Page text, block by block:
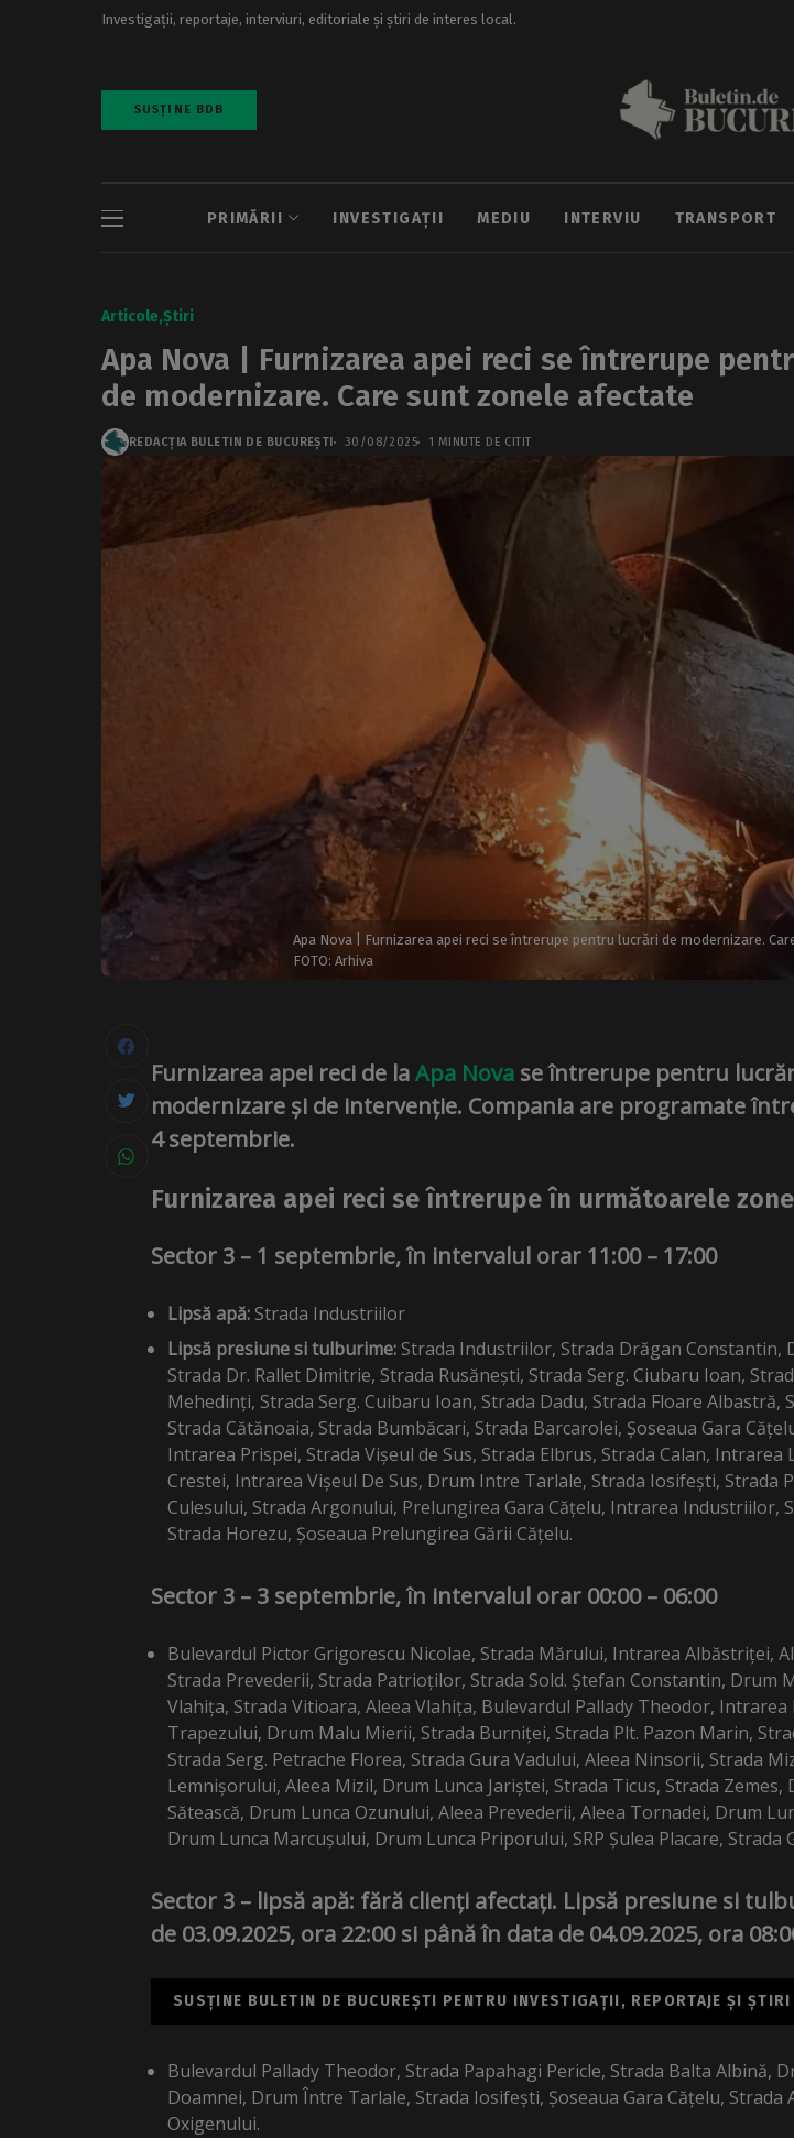
Investigații, reportaje, interviuri, editoriale și știri de interes local.
SUSȚINE BDB
PRIMĂRII INVESTIGAȚII MEDIU INTERVIU TRANSPORT
Articole Știri
Apa Nova | Furnizarea apei reci se întrerupe
de modernizare. Care sunt zonele afectate
REDACȚIA BULETIN DE BUCUREȘTI 30/08/2025 1 MINUTE DE CITIT
Apa Nova | Furnizarea apei reci se întrerupe pentru lucrări de modernizare.
FOTO: Arhiva
Furnizarea apei reci de laApa Nova se întrerupe pentru
modernizare și de intervenție. Compania are programate
4 septembrie.
Furnizarea apei reci se întrerupe în următoarele
Sector 3 – 1 septembrie, în intervalul orar 11:00 – 17:00
Lipsă apă: Strada Industriilor
Lipsă presiune si tulburime: Strada Industriilor, Strada Drăgan Constantin,
Strada Dr. Rallet Dimitrie, Strada Rusănești, Strada Serg. Ciubaru Ioan,
Mehedinți, Strada Serg. Cuibaru Ioan, Strada Dadu, Strada Floare Albastră,
Strada Cătănoaia, Strada Bumbăcari, Strada Barcarolei, Șoseaua Gara
Intrarea Prispei, Strada Vișeul de Sus, Strada Elbrus, Strada Calan, Intrarea
Crestei, Intrarea Vișeul De Sus, Drum Intre Tarlale, Strada Iosifești, Strada
Culesului, Strada Argonului, Prelungirea Gara Cățelu, Intrarea Industriilor,
Strada Horezu, Șoseaua Prelungirea Gării Cățelu.
Sector 3 – 3 septembrie, în intervalul orar 00:00 – 06:00
Bulevardul Pictor Grigorescu Nicolae, Strada Mărului, Intrarea Albăstriței,
Strada Prevederii, Strada Patrioților, Strada Sold. Ștefan Constantin, Drum
Vlahița, Strada Vitioara, Aleea Vlahița, Bulevardul Pallady Theodor, Intrarea
Trapezului, Drum Malu Mierii, Strada Burniței, Strada Plt. Pazon Marin,
Strada Serg. Petrache Florea, Strada Gura Vadului, Aleea Ninsorii, Strada
Lemnișorului, Aleea Mizil, Drum Lunca Jariștei, Strada Ticus, Strada Zemes,
Sătească, Drum Lunca Ozunului, Aleea Prevederii, Aleea Tornadei, Drum
Drum Lunca Marcușului, Drum Lunca Priporului, SRP Șulea Placare, Strada
Sector 3 – lipsă apă: fără clienți afectați. Lipsă presiune si
de 03.09.2025, ora 22:00 si până în data de 04.09.2025, ora
SUSȚINE BULETIN DE BUCUREȘTI PENTRU INVESTIGAȚII, REPORTAJE ȘI ȘTIRI
Bulevardul Pallady Theodor, Strada Papahagi Pericle, Strada Balta Albină,
Doamnei, Drum Între Tarlale, Strada Iosifești, Șoseaua Gara Cățelu, Strada
Oxigenului.